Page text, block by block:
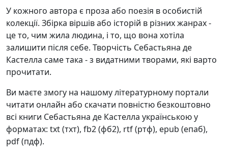
У кожного автора є проза або поезія в особистій
колекції. Збірка віршів або історій в різних жанрах -
це то, чим жила людина, і то, що вона хотіла
залишити після себе. Творчість Себастьяна де
Кастелла саме така - з видатними творами, які варто
прочитати.
Ви маєте змогу на нашому літературному портали
читати онлайн або скачати повністю безкоштовно
всі книги Себастьяна де Кастелла українською у
форматах: txt (тхт), fb2 (фб2), rtf (ртф), epub (епаб),
pdf (пдф).